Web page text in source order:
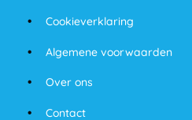
Cookieverklaring
Algemene voorwaarden
Over ons
Contact